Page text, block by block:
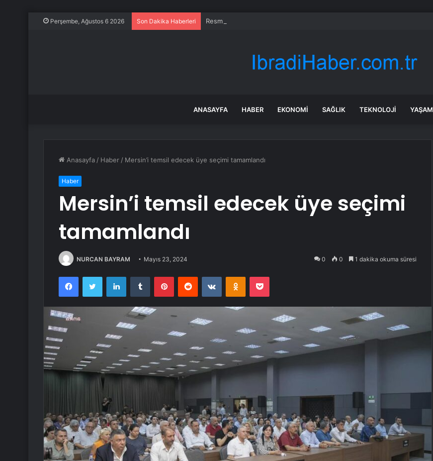
Perşembe, Ağustos 6 2026 Son Dakika Haberleri Resmi Gazete’de bugün (06.08.2026)
ANASAYFA HABER EKONOMI SAĞLIK TEKNOLOJI YAŞAM
Anasayfa / Haber / Mersin’i temsil edecek üye seçimi tamamlandı
Haber
Mersin’i temsil edecek üye seçimi
tamamlandı
NURCAN BAYRAM Mayıs 23, 2024 0 0 1 dakika okuma süresi
FacebookTwitter LinkedInTumblr PinterestReddit VKontakteOdnoklassniki
Pocket